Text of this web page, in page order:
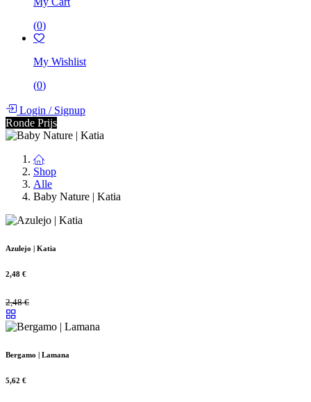
(0)
My Wishlist
(0)
Login /Signup
Ronde Prijs
Shop
Alle
Baby Nature | Katia
Azulejo | Katia
2,48 €
2,48€
Bergamo | Lamana
5,62 €